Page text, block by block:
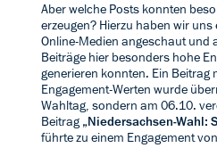
Aber welche Posts konnten
erzeugen? Hierzu haben wir
Online-Medien angeschaut und
Beiträge hier besonders hohe
generieren konnten. Ein Beitrag
Engagement-Werten wurde
Wahltag, sondern am 06.10.
Beitrag„Niedersachsen-Wahl:
führte zu einem Engagement